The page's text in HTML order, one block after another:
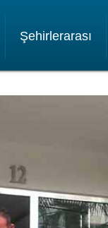
Şehirlerarası